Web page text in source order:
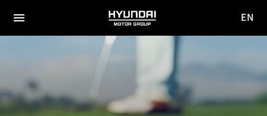
전체
HYUNDAI
MOTOR
GROUP
EN